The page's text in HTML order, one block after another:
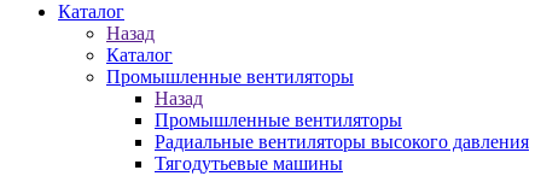
Каталог
Назад
Каталог
Промышленные вентиляторы
Назад
Промышленные вентиляторы
Радиальные вентиляторы высокого давления
Тягодутьевые машины